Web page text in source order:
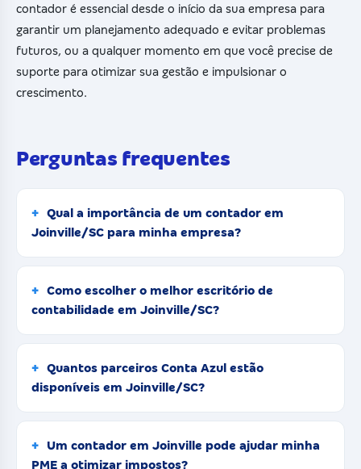
contador é essencial desde o início da sua empresa para
garantir um planejamento adequado e evitar problemas
futuros, ou a qualquer momento em que você precise de
suporte para otimizar sua gestão e impulsionar o
crescimento.
Perguntas frequentes
Qual a importância de um contador em
Joinville/SC para minha empresa?
Como escolher o melhor escritório de
contabilidade em Joinville/SC?
Quantos parceiros Conta Azul estão
disponíveis em Joinville/SC?
Um contador em Joinville pode ajudar minha
PME a otimizar impostos?